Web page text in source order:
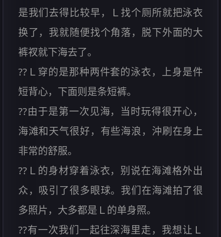
是我们去得比较早，Ｌ找个厕所就把泳衣
换了，我就随便找个角落，脱下外面的大
裤衩就下海去了。
??Ｌ穿的是那种两件套的泳衣，上身是件
短背心，下面则是条短裤。
??由于是第一次见海，当时玩得很开心，
海滩和天气很好，有些海浪，沖刷在身上
非常的舒服。
??Ｌ的身材穿着泳衣，别说在海滩格外出
众，吸引了很多眼球。我们在海滩拍了很
多照片，大多都是Ｌ的单身照。
??有一次我们一起往深海里走，我想让Ｌ